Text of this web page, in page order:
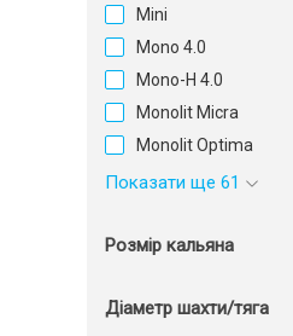
Mini
Mono 4.0
Mono-H 4.0
Monolit Micra
Monolit Optima
Показати ще 61
Розмір кальяна
Діаметр шахти/тяга